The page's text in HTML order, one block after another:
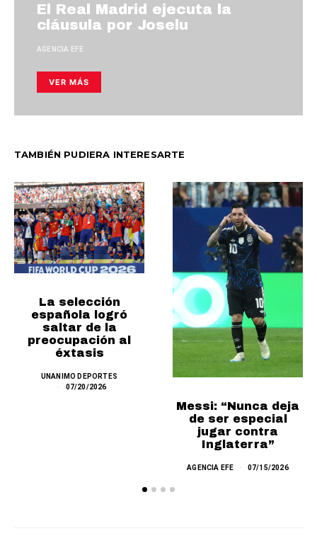
El Real Madrid ejecuta la
cláusula por Joselu
AGENCIA EFE
VER MÁS
TAMBIÉN PUDIERA INTERESARTE
La selección
española logró
saltar de la
preocupación al
éxtasis
UNANIMO DEPORTES
07/20/2026
Messi: “Nunca deja
de ser especial
jugar contra
Inglaterra”
AGENCIA EFE 07/15/2026